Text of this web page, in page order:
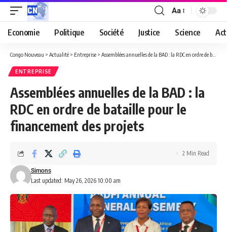
Aa
Economie Politique Société Justice Science
Congo Nouveau > Actualité > Entreprise > Assemblées annuelles de la BAD : la RDC en ordre de bataille pour le financement des projets
ENTREPRISE
Assemblées annuelles de la BAD : la
RDC en ordre de bataille pour le
financement des projets
Last updated: May 26, 2026 10:00 am
Simons
2 Min Read